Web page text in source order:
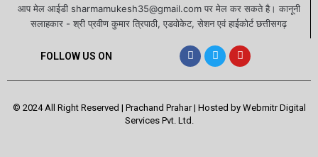
आप मेल आईडी sharmamukesh35@gmail.com पर मेल कर सकते है। कानूनी
सलाहकार - श्री प्रवीण कुमार त्रिपाठी, एडवोकेट, सेशन एवं हाईकोर्ट छत्तीसगढ़
FOLLOW US ON
© 2024 All Right Reserved | Prachand Prahar | Hosted by Webmitr Digital
Services Pvt. Ltd.